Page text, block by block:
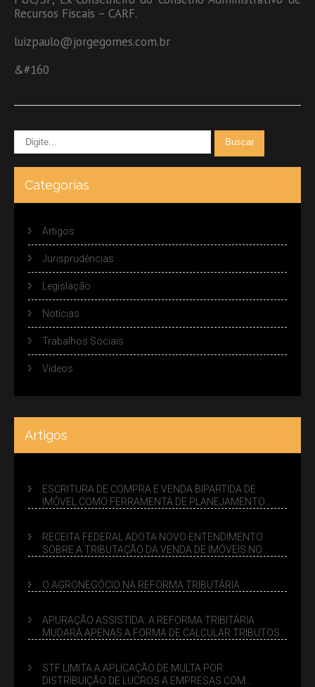
Recursos Fiscais – CARF.
luizpaulo@jorgegomes.com.br
&#160
Categorias
Artigos
Jurisprudências
Legislação
Notícias
Trabalhos Sociais
Vídeos
Artigos
ESCRITURA DE COMPRA E VENDA BIPARTIDA DE
IMÓVEL COMO FERRAMENTA DE PLANEJAMENTO
RECEITA FEDERAL ADOTA NOVO ENTENDIMENTO
SOBRE A TRIBUTAÇÃO DA VENDA DE IMÓVEIS NO
O AGRONEGÓCIO NA REFORMA TRIBUTÁRIA
APURAÇÃO ASSISTIDA: A REFORMA TRIBITÁRIA
MUDARÁ APENAS A FORMA DE CALCULAR TRIBUTOS
STF LIMITA A APLICAÇÃO DE MULTA POR
DISTRIBUIÇÃO DE LUCROS A EMPRESAS COM